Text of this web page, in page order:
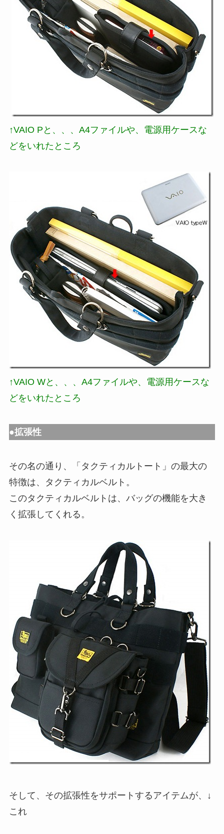
↑VAIO Pと、、、A4ファイルや、電源用ケースな
どをいれたところ
↑VAIO Wと、、、A4ファイルや、電源用ケースな
どをいれたところ
●拡張性
その名の通り、「タクティカルトート」の最大の
特徴は、タクティカルベルト。
このタクティカルベルトは、バッグの機能を大き
く拡張してくれる。
そして、その拡張性をサポートするアイテムが、↓
これ